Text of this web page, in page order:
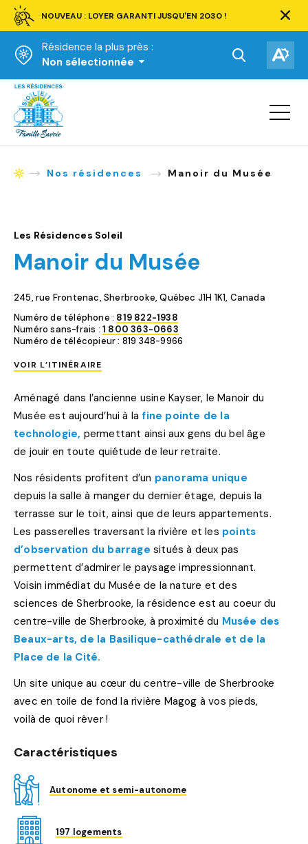
NOUVEAU : LOYER GARANTI JUSQU'EN 2030 !
barre
Résidence la plus près :
Non sélectionnée
Ouvrir
la
recherche.
la
Accueil
Ouvrir
la
AccueilNos résidences Manoir du Musée
Les Résidences Soleil
Manoir du Musée
245, rue Frontenac, Sherbrooke, Québec J1H 1K1, Canada
Numéro de téléphone : 819 822-1938
Numéro sans-frais : 1 800 363-0663
Numéro de télécopieur : 819 348-9966
VOIR L’ITINÉRAIRE
Aménagé dans l’ancienne usine Kayser, le Manoir du
Musée est aujourd’hui à la fine pointe de la
technologie, permettant ainsi aux gens du bel âge
de jouir en toute quiétude de leur retraite.
Nos résidents profitent d’un panorama unique
depuis la salle à manger du dernier étage, depuis la
terrasse sur le toit, ainsi que de leurs appartements.
Les passerelles traversant la rivière et les points
d’observation du barrage situés à deux pas
permettent d’admirer le paysage impressionnant.
Voisin immédiat du Musée de la nature et des
sciences de Sherbrooke, la résidence est au coeur du
centre-ville de Sherbrooke, à proximité du Musée des
Beaux-arts, de la Basilique-cathédrale et de la
Place de la Cité.
Un site unique au cœur du centre-ville de Sherbrooke
avec en toile de fond la rivière Magog à vos pieds,
voilà de quoi rêver !
Caractéristiques
Autonome et semi-autonome
197 logements